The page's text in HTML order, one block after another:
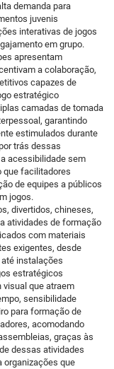
demanda para
juvenis
interativas de jogos
em grupo.
apresentam
a colaboração,
capazes de
estratégico
camadas de tomada
garantindo
estimulados durante
trás dessas
acessibilidade sem
que facilitadores
de equipes a públicos
jogos.
divertidos, chineses,
atividades de formação
com materiais
exigentes, desde
instalações
estratégicos
visual que atraem
sensibilidade
para formação de
acomodando
graças às
dessas atividades
organizações que